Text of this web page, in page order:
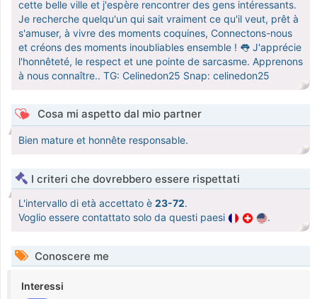
cette belle ville et j'espère rencontrer des gens intéressants.
Je recherche quelqu'un qui sait vraiment ce qu'il veut, prêt à
s'amuser, à vivre des moments coquines, Connectons-nous
et créons des moments inoubliables ensemble ! 👅 J'apprécie
l'honnêteté, le respect et une pointe de sarcasme. Apprenons
à nous connaître.. TG: Celinedon25 Snap: celinedon25
Cosa mi aspetto dal mio partner
Bien mature et honnête responsable.
I criteri che dovrebbero essere rispettati
L'intervallo di età accettato è 23-72.
Voglio essere contattato solo da questi paesi
.
Conoscere me
Interessi